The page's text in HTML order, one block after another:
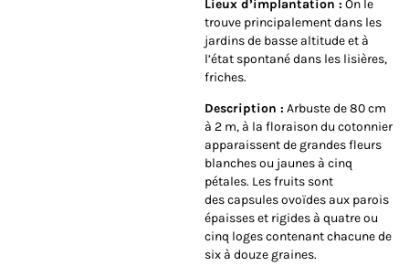
Lieux d’implantation : On le
trouve principalement dans les
jardins de basse altitude et à
l’état spontané dans les lisières,
friches.
Description : Arbuste de 80 cm
à 2 m, à la floraison du cotonnier
apparaissent de grandes fleurs
blanches ou jaunes à cinq
pétales. Les fruits sont
descapsulesovoïdes aux parois
épaisses et rigides à quatre ou
cinq loges contenant chacune de
six à douze graines.